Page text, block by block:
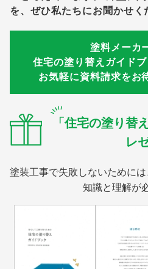
を、ぜひ私たちにお聞かせく
塗料メーカ
住宅の塗り替えガイド
お気軽に資料請求をお
「住宅の塗り替
レ
塗装工事で失敗しないために
知識と理解が